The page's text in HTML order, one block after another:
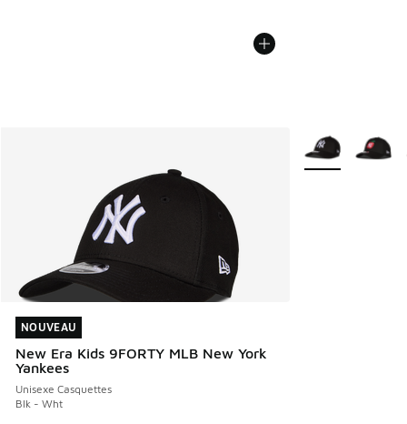
NOUVEAU
New Era Kids 9FORTY MLB New York
Yankees
Unisexe Casquettes
Blk - Wht
NOUVEAU
Plus de couleurs